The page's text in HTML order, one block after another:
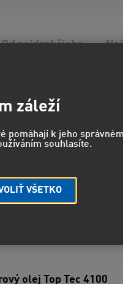
Od najdrahšieho
olej Top Tec 4100
záleží
pomáhají k jeho
souhlasíte.
VŠETKO